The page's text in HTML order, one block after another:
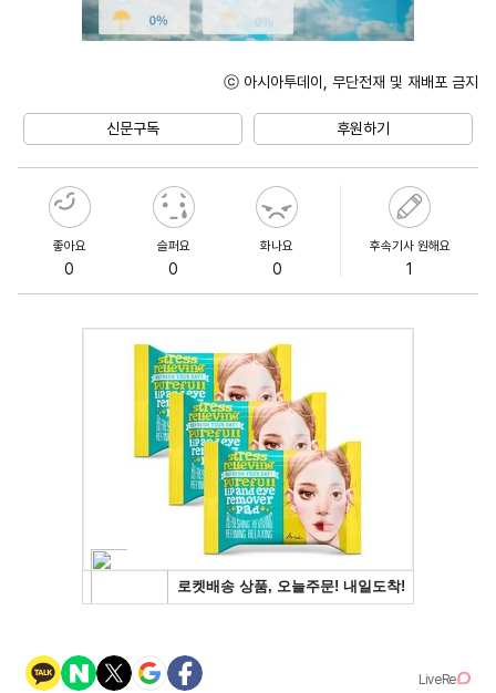
ⓒ 아시아투데이, 무단전재 및 재배포 금지
신문구독 후원하기
좋아요
0
슬퍼요
0
화나요
0
후속기사 원해요
1